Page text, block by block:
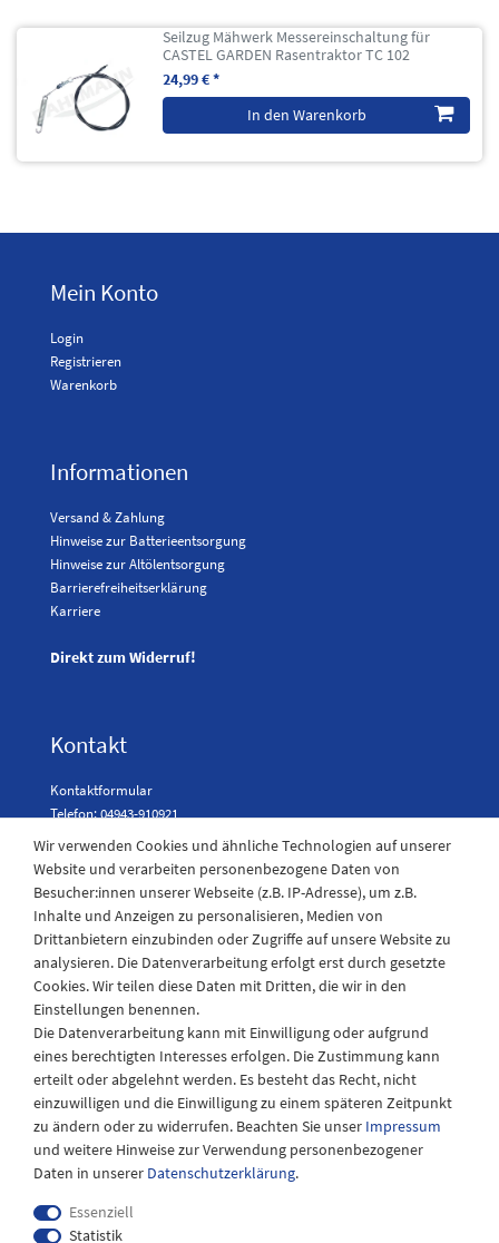
Seilzug Mähwerk Messereinschaltung für
CASTEL GARDEN Rasentraktor TC 102
24,99 € *
In den Warenkorb
Mein Konto
Login
Registrieren
Warenkorb
Informationen
Versand & Zahlung
Hinweise zur Batterieentsorgung
Hinweise zur Altölentsorgung
Barrierefreiheitserklärung
Karriere
Direkt zum Widerruf!
Kontakt
Kontaktformular
Telefon: 04943-910921
Laden Öffnungszeiten
Montag - Freitag
08:30 - 12:30 und 13.00 - 17.30 Uhr
Samstags
08:30 bis 12:30 Uhr
Wir verwenden Cookies und ähnliche Technologien auf unserer
Website und verarbeiten personenbezogene Daten von
Besucher:innen unserer Webseite (z.B. IP-Adresse), um z.B.
Inhalte und Anzeigen zu personalisieren, Medien von
Drittanbietern einzubinden oder Zugriffe auf unsere Website zu
analysieren. Die Datenverarbeitung erfolgt erst durch gesetzte
Cookies. Wir teilen diese Daten mit Dritten, die wir in den
Einstellungen benennen.
Die Datenverarbeitung kann mit Einwilligung oder aufgrund
eines berechtigten Interesses erfolgen. Die Zustimmung kann
erteilt oder abgelehnt werden. Es besteht das Recht, nicht
einzuwilligen und die Einwilligung zu einem späteren Zeitpunkt
zu ändern oder zu widerrufen. Beachten Sie unser Impressum
und weitere Hinweise zur Verwendung personenbezogener
Daten in unserer Daten­schutz­erklärung.
Essenziell
Statistik